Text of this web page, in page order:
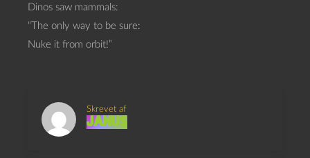
Dinos saw mammals:
“The only way to be sure:
Nuke it from orbit!”
Skrevet af
Janus